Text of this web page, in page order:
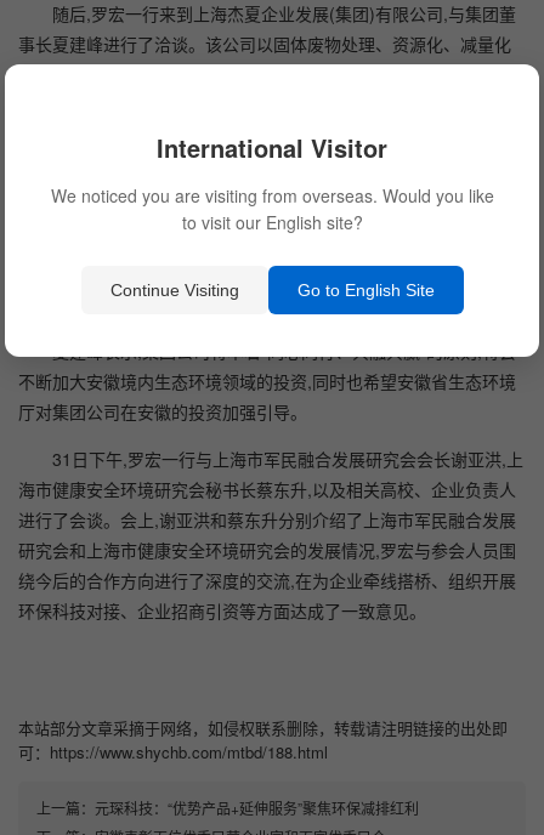
随后,罗宏一行来到上海杰夏企业发展(集团)有限公司,与集团董
事长夏建峰进行了洽谈。该公司以固体废物处理、资源化、减量化
物项目。该集团拟再投资3亿元,在安庆怀宁县建设利用水泥窑协同处
罗宏表示,安徽省生态环境厅将全力做好服务工作,加快推进怀宁
成果的转化应用,拓展安徽的产业领域,在废盐、磷石膏等处置方面实
现产业突破。
夏建峰表示,集团公司将本着“同心同行、共融共赢”的原则,将会
不断加大安徽境内生态环境领域的投资,同时也希望安徽省生态环境
厅对集团公司在安徽的投资加强引导。
31日下午,罗宏一行与上海市军民融合发展研究会会长谢亚洪,上
海市健康安全环境研究会秘书长蔡东升,以及相关高校、企业负责人
进行了会谈。会上,谢亚洪和蔡东升分别介绍了上海市军民融合发展
研究会和上海市健康安全环境研究会的发展情况,罗宏与参会人员围
绕今后的合作方向进行了深度的交流,在为企业牵线搭桥、组织开展
环保科技对接、企业招商引资等方面达成了一致意见。
本站部分文章采摘于网络，如侵权联系删除，转载请注明链接的出处即
可：https://www.shychb.com/mtbd/188.html
上一篇： 元琛科技：“优势产品+延伸服务”聚焦环保减排红利
International Visitor
We noticed you are visiting from overseas. Would you like
to visit our English site?
Continue Visiting Go to English Site